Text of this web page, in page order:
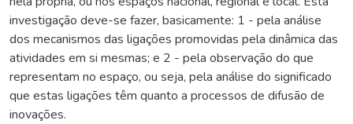
investigação deve-se fazer, basicamente: 1 - pela análise
dos mecanismos das ligações promovidas pela dinâmica das
atividades em si mesmas; e 2 - pela observação do que
representam no espaço, ou seja, pela análise do significado
que estas ligações têm quanto a processos de difusão de
inovações.